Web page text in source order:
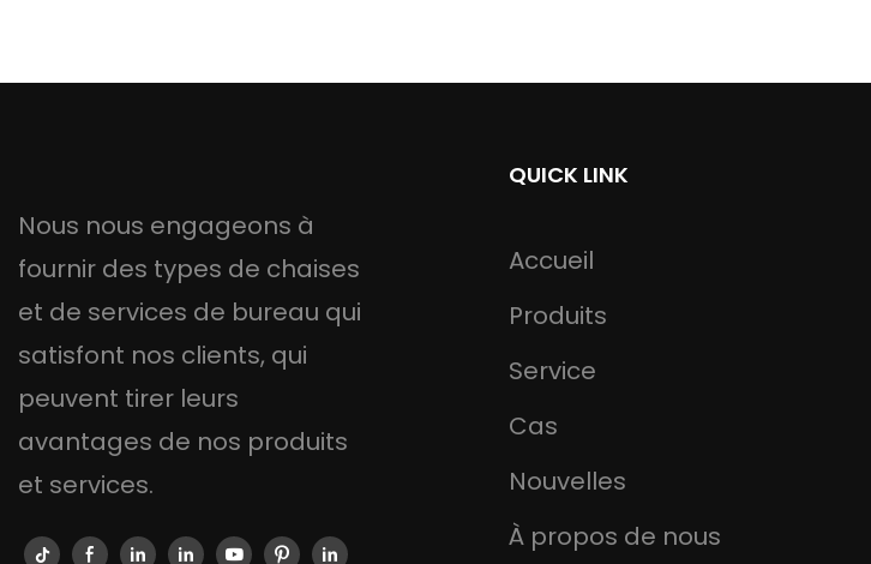
Nous nous engageons à
fournir des types de chaises
et de services de bureau qui
satisfont nos clients, qui
peuvent tirer leurs
avantages de nos produits
et services.
QUICK LINK
Accueil
Produits
Service
Cas
Nouvelles
À propos de nous